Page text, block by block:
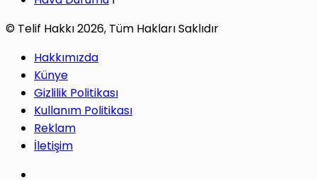
© Telif Hakkı 2026, Tüm Hakları Saklıdır
Hakkımızda
Künye
Gizlilik Politikası
Kullanım Politikası
Reklam
İletişim